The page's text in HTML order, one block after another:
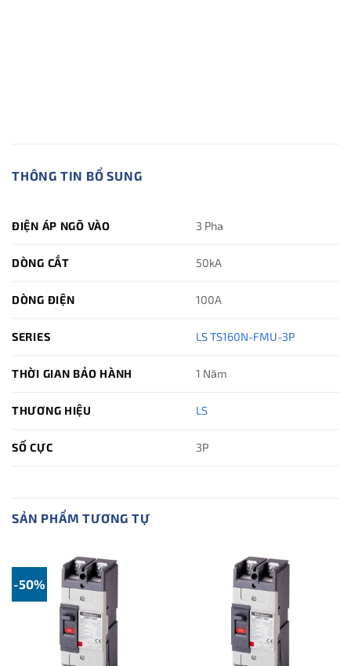
THÔNG TIN BỔ SUNG
ĐIỆN ÁP NGÕ VÀO 3 Pha
DÒNG CẮT 50kA
DÒNG ĐIỆN 100A
SERIES LS TS160N-FMU-3P
THỜI GIAN BẢO HÀNH 1 Năm
THƯƠNG HIỆU LS
SỐ CỰC 3P
SẢN PHẨM TƯƠNG TỰ
-50%